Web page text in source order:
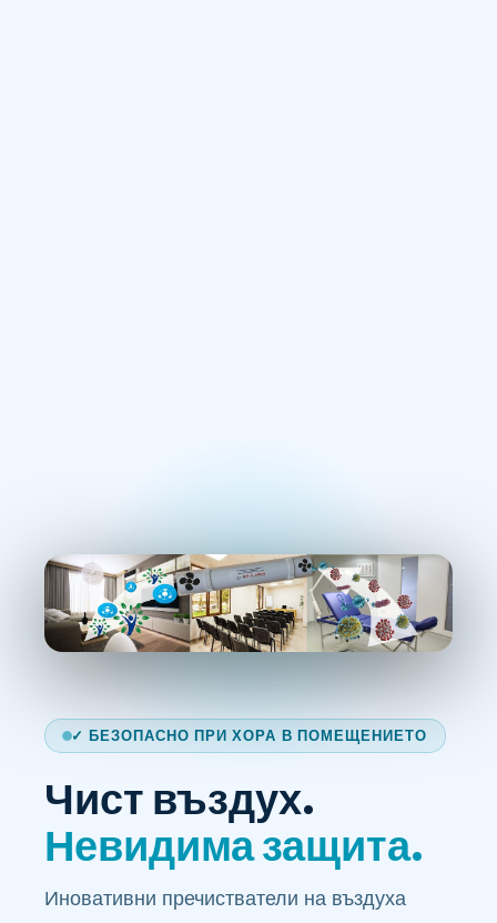
✓ БЕЗОПАСНО ПРИ ХОРА В ПОМЕЩЕНИЕТО
Чист въздух.
Невидима защита.
Иновативни пречистватели на въздуха